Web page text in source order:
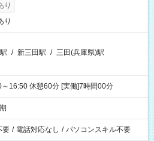
り
り
/ 新三田駅 / 三田(兵庫県)駅
～16:50 休憩60分 [実働]7時間00分
要 / 電話対応なし / パソコンスキル不要